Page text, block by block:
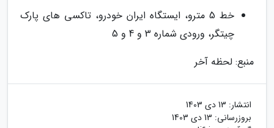
خط 5 مترو، ایستگاه ایران خودرو، تاکسی های پارک
چیتگر، ورودی شماره 3 و 4 و 5
منبع: لحظه آخر
انتشار: 13 دی 1403
بروزرسانی: 13 دی 1403